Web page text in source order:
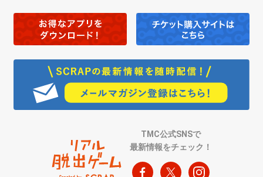
TMC公式SNSで
最新情報をチェック！